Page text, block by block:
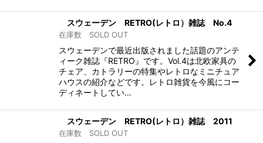
スウェーデン RETRO(レトロ）雑誌 No.4
在庫数 SOLD OUT
スウェーデンで最近出版されました話題のアンテ
ィーク雑誌『RETRO』です。Vol.4は北欧家具の
チェア、カトラリーの特集やレトロなミニチュア
ハウスの紹介などです。レトロ雑貨を今風にコー
ディネートしてい…
スウェーデン RETRO(レトロ）雑誌 2011
在庫数 SOLD OUT